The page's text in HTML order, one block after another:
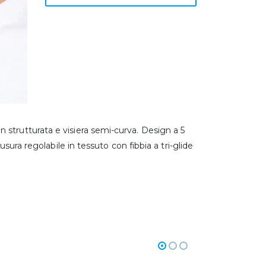
strutturata e visiera semi-curva. Design a 5
regolabile in tessuto con fibbia a tri-glide